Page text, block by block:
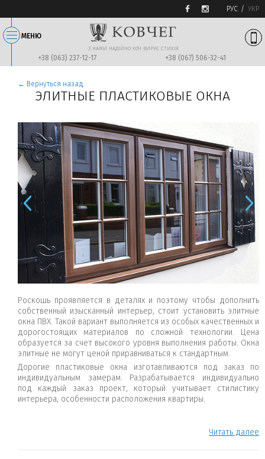
РУС УКР
МЕНЮ
З НАМИ НАДIЙНО ХОЧ ВИРУЄ СТИХIЯ
+38 (063) 237-12-17 +38 (067) 506-32-41
← Вернуться назад
ЭЛИТНЫЕ ПЛАСТИКОВЫЕ ОКНА
Роскошь проявляется в деталях и поэтому чтобы дополнить
собственный изысканный интерьер, стоит установить элитные
окна ПВХ. Такой вариант выполняется из особых качественных и
дорогостоящих материалов по сложной технологии. Цена
образуется за счет высокого уровня выполнения работы. Окна
элитные не могут ценой приравниваться к стандартным.
Дорогие пластиковые окна изготавливаются под заказ по
индивидуальным замерам. Разрабатывается индивидуально
под каждый заказ проект, который учитывает стилистику
интерьера, особенности расположения квартиры.
Читать далее